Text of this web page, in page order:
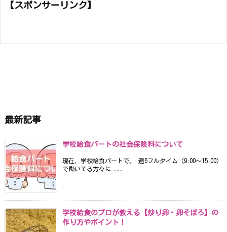
【スポンサーリンク】
最新記事
学校給食パートの社会保険料について
現在、学校給食パートで、 週5フルタイム（9:00〜15:00）
で働いてる方々に ...
学校給食のプロが教える【炒り卵・卵そぼろ】の
作り方やポイント！